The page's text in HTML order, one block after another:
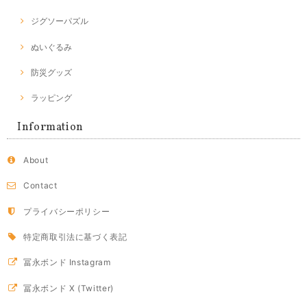
ジグソーパズル
ぬいぐるみ
防災グッズ
ラッピング
Information
About
Contact
プライバシーポリシー
特定商取引法に基づく表記
冨永ボンド Instagram
冨永ボンド X (Twitter)